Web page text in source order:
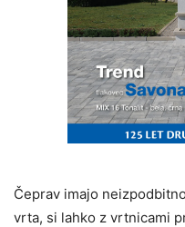
Čeprav imajo
vrta, si lahko z vrtnicami